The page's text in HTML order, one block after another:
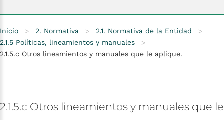
Inicio > 2. Normativa > 2.1. Normativa de la Entidad
>
2.1.5 Políticas, lineamientos y manuales
>
2.1.5.c Otros lineamientos y manuales que le aplique.
2.1.5.c Otros lineamientos y manuales que le